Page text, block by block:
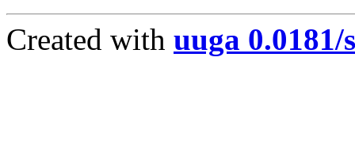
Created with uuga